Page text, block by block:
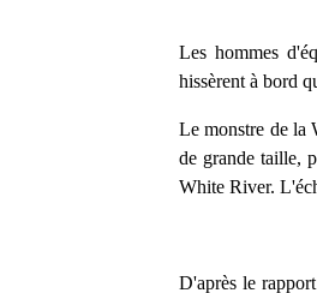
Les hommes
hissèrent à bord
Le monstre de la
de grande taille,
White River.
D'après le